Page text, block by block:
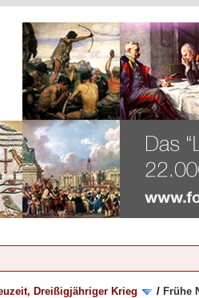
Dreißigjähriger Krieg / Frühe